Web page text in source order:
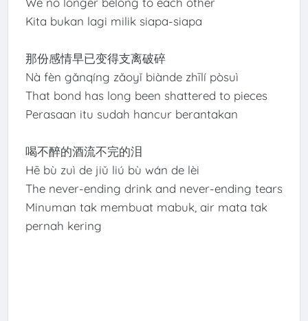
Kita bukan lagi milik siapa-siapa
那份感情早已变得支离破碎
Nà fèn gǎnqíng zǎoyǐ biànde zhīlí pòsuì
That bond has long been shattered to pieces
Perasaan itu sudah hancur berantakan
喝不醉的酒流不完的泪
Hē bù zuì de jiǔ liú bù wán de lèi
The never-ending drink and never-ending tears
Minuman tak membuat mabuk, air mata tak
pernah kering